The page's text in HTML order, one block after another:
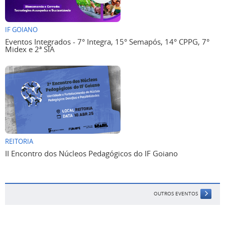
IF GOIANO
Eventos Integrados - 7° Integra, 15° Semapós, 14° CPPG, 7°
Midex e 2ª SIA
REITORIA
II Encontro dos Núcleos Pedagógicos do IF Goiano
OUTROS EVENTOS